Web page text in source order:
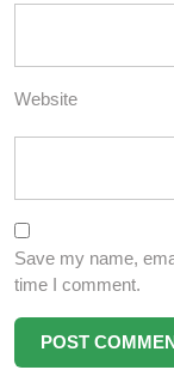
Website
Save my name,
time I comment.